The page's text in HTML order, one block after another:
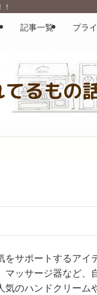
記事一覧 プラ
サポートするアイ
ッサージ器など、
のハンドクリーム